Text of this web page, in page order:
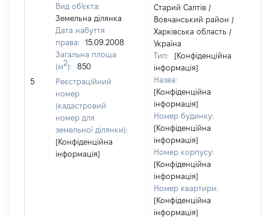
5
Вид об'єкта:
Земельна ділянка
Дата набуття
права:
15.09.2008
Загальна площа
(м2):
850
Реєстраційний
номер
(кадастровий
номер для
земельної ділянки):
[Конфіденційна
інформація]
Старий Салтів /
Вовчанський район /
Харківська область /
Україна
Тип:
[Конфіденційна
інформація]
Назва:
[Конфіденційна
інформація]
Номер будинку:
[Конфіденційна
інформація]
Номер корпусу:
[Конфіденційна
інформація]
Номер квартири:
[Конфіденційна
інформація]